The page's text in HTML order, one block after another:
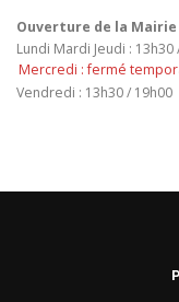
Ouverture de la Mairie
Lundi Mardi Jeudi : 13h30
Mercredi : fermé
Vendredi : 13h30 / 19h00